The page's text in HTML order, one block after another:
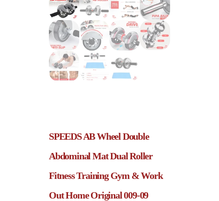
SPEEDS AB Wheel Double
Abdominal Mat Dual Roller
Fitness Training Gym & Work
Out Home Original 009-09